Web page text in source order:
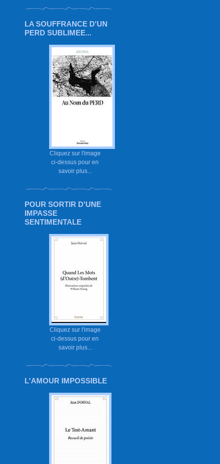
LA SOUFFRANCE D'UN
PERD SUBLIMEE...
Cliquez sur l'image
ci-dessus pour en
savoir plus...
POUR SORTIR D'UNE
IMPASSE
SENTIMENTALE
Cliquez sur l'image
ci-dessus pour en
savoir plus...
L'AMOUR IMPOSSIBLE